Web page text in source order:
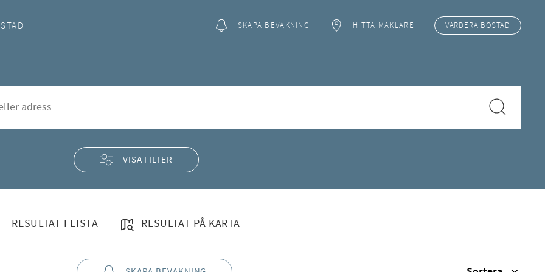
SKAPA BEVAKNING HITTA MÄKLARE VÄRDERA BOSTAD
kommun
VISA FILTER
RESULTAT I LISTA RESULTAT PÅ KARTA